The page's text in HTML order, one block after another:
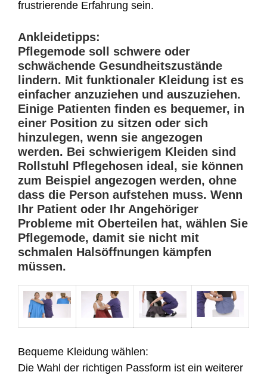
frustrierende Erfahrung sein.
Ankleidetipps:
Pflegemode soll schwere oder
schwächende Gesundheitszustände
lindern. Mit funktionaler Kleidung ist es
einfacher anzuziehen und auszuziehen.
Einige Patienten finden es bequemer, in
einer Position zu sitzen oder sich
hinzulegen, wenn sie angezogen
werden. Bei schwierigem Kleiden sind
Rollstuhl Pflegehosen ideal, sie können
zum Beispiel angezogen werden, ohne
dass die Person aufstehen muss. Wenn
Ihr Patient oder Ihr Angehöriger
Probleme mit Oberteilen hat, wählen Sie
Pflegemode, damit sie nicht mit
schmalen Halsöffnungen kämpfen
müssen.
Bequeme Kleidung wählen:
Die Wahl der richtigen Passform ist ein weiterer